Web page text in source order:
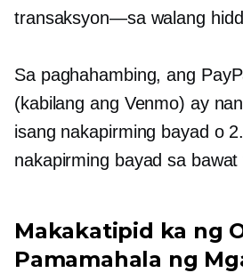
transaksyon—sawalang
Sa paghahambing, ang
(kabilang ang Venmo) ay
isang nakapirming bayad o
nakapirming bayad sa
Makakatipid ka ng
Pamamahala ng